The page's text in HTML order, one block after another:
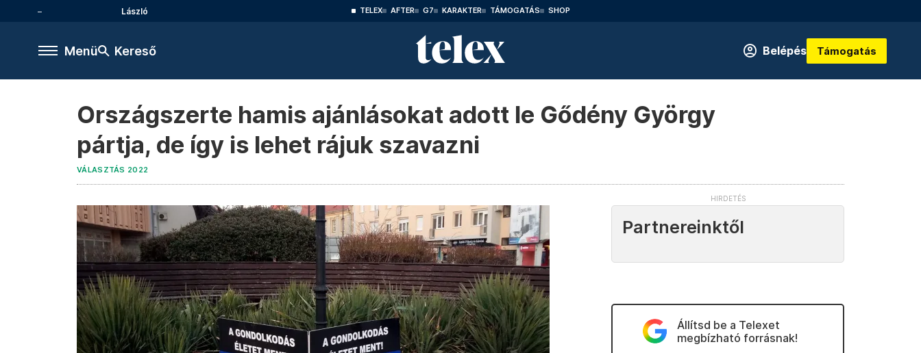
László TELEX AFTER G7 KARAKTER TÁMOGATÁS SHOP
Menü Kereső Belépés Támogatás
Országszerte hamis ajánlásokat adott le Gődény György
pártja, de így is lehet rájuk szavazni
VÁLASZTÁS 2022
Partnereinktől
Állítsd be a Telexet
megbízható forrásnak!